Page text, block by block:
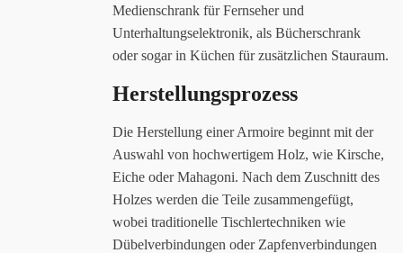
Medienschrank für Fernseher und
Unterhaltungselektronik, als Bücherschrank
oder sogar in Küchen für zusätzlichen Stauraum.
Herstellungsprozess
Die Herstellung einer Armoire beginnt mit der
Auswahl von hochwertigem Holz, wie Kirsche,
Eiche oder Mahagoni. Nach dem Zuschnitt des
Holzes werden die Teile zusammengefügt,
wobei traditionelle Tischlertechniken wie
Dübelverbindungen oder Zapfenverbindungen